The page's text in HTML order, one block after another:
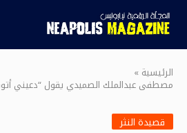
الرئيسية »
مصطفى عبدالملك الصميدي يقول “دعيني
قصيدة النثر